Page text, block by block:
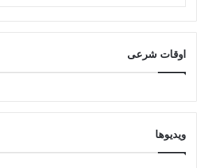
اوقات شرعی
ویدیوها